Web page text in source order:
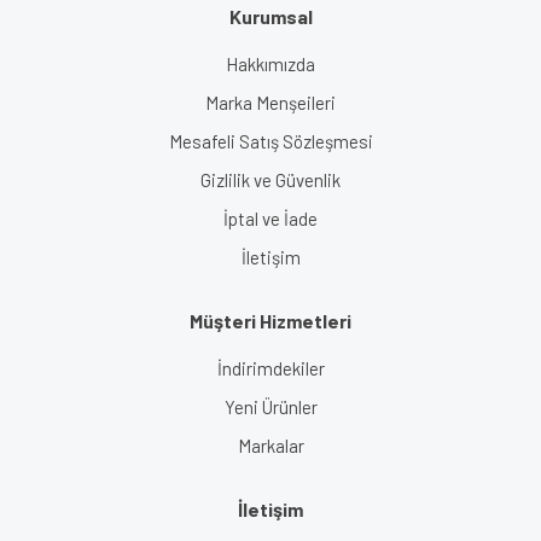
Kurumsal
Hakkımızda
Marka Menşeileri
Mesafeli Satış Sözleşmesi
Gizlilik ve Güvenlik
İptal ve İade
İletişim
Müşteri Hizmetleri
İndirimdekiler
Yeni Ürünler
Markalar
İletişim